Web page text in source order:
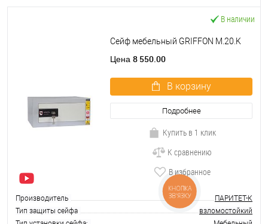
В наличии
Сейф мебельный GRIFFON M.20.K
Цена 8 550.00
В корзину
Подробнее
Купить в 1 клик
К сравнению
В избранное
Производитель
ПАРИТЕТ-К
Тип защиты сейфа
взломостойкий
КНОПКА
ЗВ'ЯЗКУ